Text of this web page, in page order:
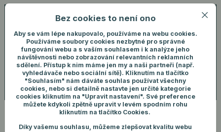
Menu
+420 731 292 460
Přihlášení
Hledat
ks
Úvod Pánské oblečení Trička Tričko Roly Fox - hořčicová melírová
Bez cookies to není ono
Aby se vám lépe nakupovalo, používáme na webu cookies.
Používáme soubory cookies nezbytné pro správné
fungování webu a s vaším souhlasem i k analýze jeho
návštěvnosti nebo zobrazování relevantních reklamních
sdělení. Přístup k nim máme jen my a naši partneři (např.
vyhledávače nebo sociální sítě). Kliknutím na tlačítko
"Souhlasím" nám dáváte souhlas používat všechny
cookies, nebo si detailně nastavte jen určité kategorie
cookies kliknutím na "Upravit nastavení". Své preference
můžete kdykoli zpětně upravit v levém spodním rohu
kliknutím na tlačítko Cookies.
Díky vašemu souhlasu, můžeme zlepšovat kvalitu webu